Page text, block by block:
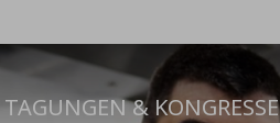
TAGUNGEN & KONGRESSE